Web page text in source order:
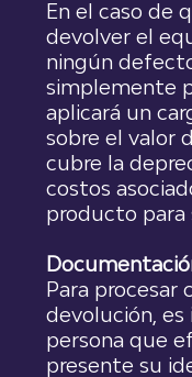
En el caso de
devolver el
ningún
simplemente
aplicará un
sobre el valor
cubre la
costos
producto para
Para procesar
devolución,
persona que
presente su